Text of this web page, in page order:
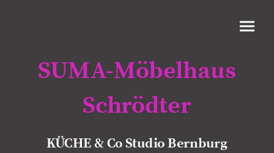
SUMA-Möbelhaus
Schrödter
KÜCHE & Co Studio Bernburg